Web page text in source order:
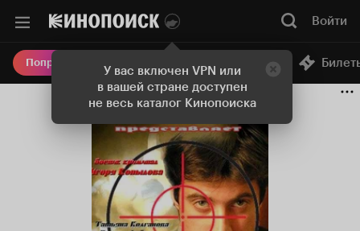
У вас включен VPN или
в вашей стране доступен
не весь каталог Кинопоиска
Войти
Попробовать Плюс Онлайн-кинотеатр